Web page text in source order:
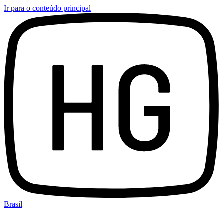
Ir para o conteúdo principal
Brasil